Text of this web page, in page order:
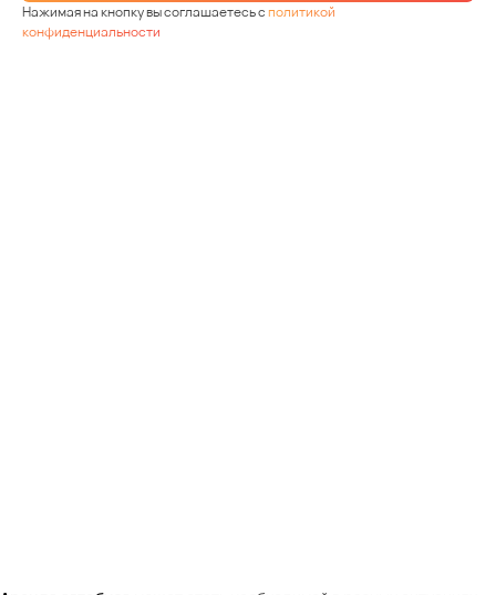
Нажимая на кнопку вы соглашаетесь сполитикой
конфиденциальности